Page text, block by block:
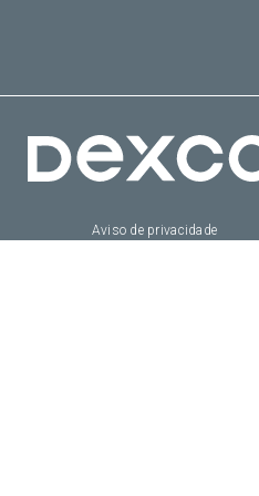
Aviso de privacidade